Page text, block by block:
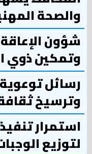
والصحة
شؤون
وتمكين ذوي
رسائل
وترسيخ
استمرار
لتوزيع